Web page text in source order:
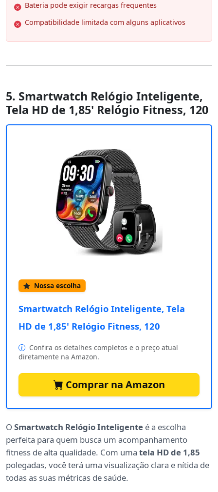
Bateria pode exigir recargas frequentes
Compatibilidade limitada com alguns aplicativos
5. Smartwatch Relógio Inteligente,
Tela HD de 1,85' Relógio Fitness, 120
Nossa escolha
Smartwatch Relógio Inteligente, Tela
HD de 1,85' Relógio Fitness, 120
Confira os detalhes completos e o preço atual
diretamente na Amazon.
Comprar na Amazon
O Smartwatch Relógio Inteligente é a escolha
perfeita para quem busca um acompanhamento
fitness de alta qualidade. Com uma tela HD de 1,85
polegadas, você terá uma visualização clara e nítida de
todas as suas métricas de saúde.